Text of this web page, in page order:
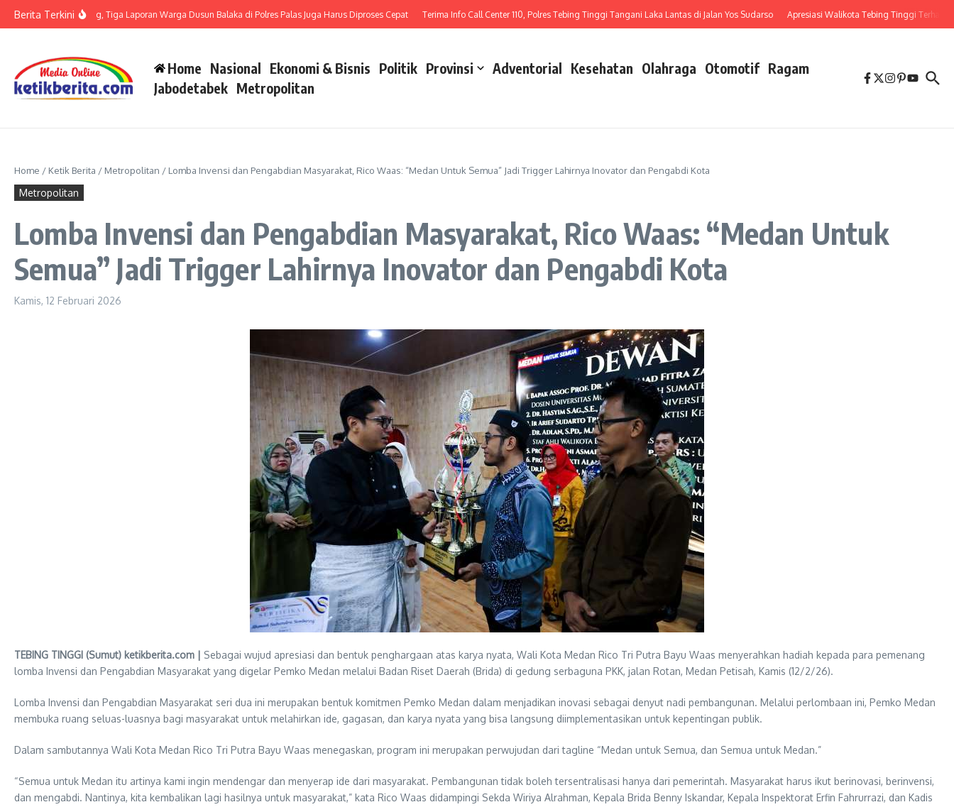
Berita Terkini
di Polsek Barteng, Tiga Laporan Warga Dusun Balaka di Polres Palas Juga Harus Diproses Cepat Terima Info Call Center 110, Polres Tebing Tinggi Tangani Laka Lantas di Jalan Yos Sudarso Apresiasi Walikota Tebing Tinggi Terhadap
Home Nasional Ekonomi & Bisnis Politik Provinsi Adventorial Kesehatan Olahraga Otomotif Ragam
Jabodetabek Metropolitan
Home / Ketik Berita / Metropolitan / Lomba Invensi dan Pengabdian Masyarakat, Rico Waas: “Medan Untuk Semua” Jadi Trigger Lahirnya Inovator dan Pengabdi Kota
Metropolitan
Lomba Invensi dan Pengabdian Masyarakat, Rico Waas: “Medan Untuk
Semua” Jadi Trigger Lahirnya Inovator dan Pengabdi Kota
Kamis, 12 Februari 2026
TEBING TINGGI (Sumut) ketikberita.com | Sebagai wujud apresiasi dan bentuk penghargaan atas karya nyata, Wali Kota Medan Rico Tri Putra Bayu Waas menyerahkan hadiah kepada para pemenang
lomba Invensi dan Pengabdian Masyarakat yang digelar Pemko Medan melalui Badan Riset Daerah (Brida) di gedung serbaguna PKK, jalan Rotan, Medan Petisah, Kamis (12/2/26).
Lomba Invensi dan Pengabdian Masyarakat seri dua ini merupakan bentuk komitmen Pemko Medan dalam menjadikan inovasi sebagai denyut nadi pembangunan. Melalui perlombaan ini, Pemko Medan
membuka ruang seluas-luasnya bagi masyarakat untuk melahirkan ide, gagasan, dan karya nyata yang bisa langsung diimplementasikan untuk kepentingan publik.
Dalam sambutannya Wali Kota Medan Rico Tri Putra Bayu Waas menegaskan, program ini merupakan perwujudan dari tagline “Medan untuk Semua, dan Semua untuk Medan.”
“Semua untuk Medan itu artinya kami ingin mendengar dan menyerap ide dari masyarakat. Pembangunan tidak boleh tersentralisasi hanya dari pemerintah. Masyarakat harus ikut berinovasi, berinvensi,
dan mengabdi. Nantinya, kita kembalikan lagi hasilnya untuk masyarakat,” kata Rico Waas didampingi Sekda Wiriya Alrahman, Kepala Brida Benny Iskandar, Kepala Inspektorat Erfin Fahrurrazi, dan Kadis